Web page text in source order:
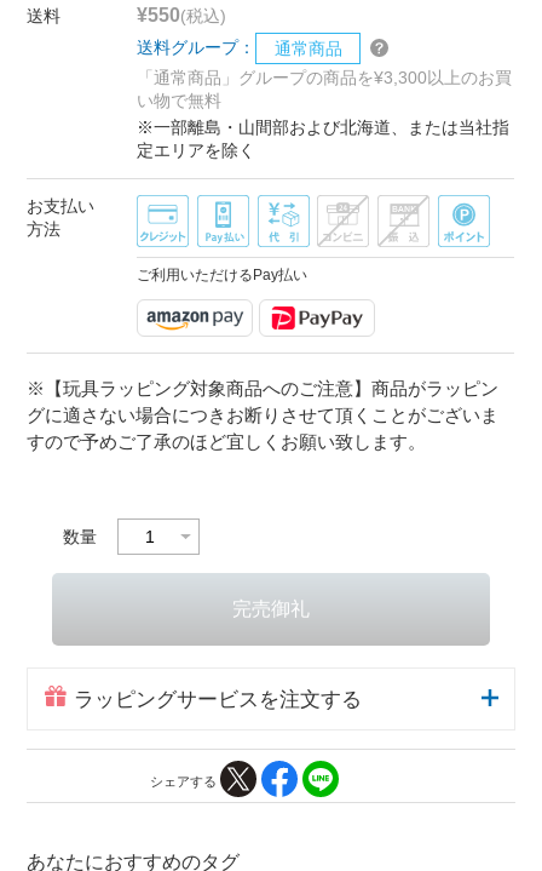
送料 ¥550(税込)
送料グループ：
通常商品
「通常商品」グループの商品を¥3,300以上のお買
い物で無料
※一部離島・山間部および北海道、または当社指
定エリアを除く
お支払い
方法
ご利用いただけるPay払い
※【玩具ラッピング対象商品へのご注意】商品がラッピン
グに適さない場合につきお断りさせて頂くことがございま
すので予めご了承のほど宜しくお願い致します。
数量
ラッピングサービスを注文する
シェアする
あなたにおすすめのタグ